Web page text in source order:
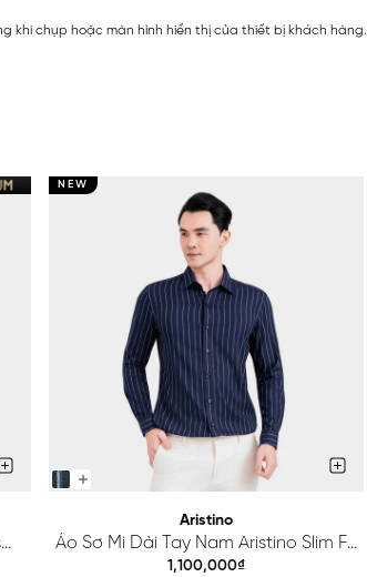
khi chụp hoặc màn hình hiển thị của thiết bị khách hàng.
NEW
Aristino
Áo Sơ Mi Dài Tay Nam Aristino Slim Fit
ALS425S0H2
1,100,000₫